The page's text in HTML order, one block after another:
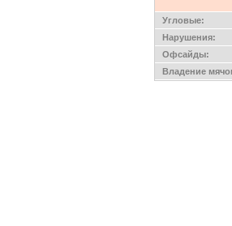
Угловые:
Нарушения:
Офсайды:
Владение